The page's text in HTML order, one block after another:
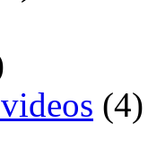
(4)